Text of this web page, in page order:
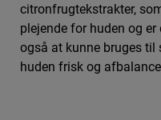
citronfrugtekstrakter,
plejende for huden og
også at kunne bruges til
huden frisk og